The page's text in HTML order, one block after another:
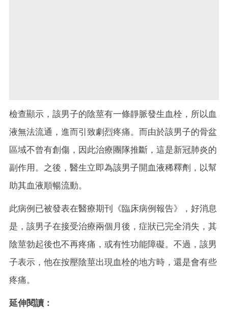
檢查顯示，該男子的陰莖有一條靜脈發生血栓，所以血
液無法流通，進而引致劇烈疼痛。而由於該男子的骨盆
區域不曾有創傷，因此治療團隊推斷，這是新冠肺炎的
副作用。之後，醫生立即為該男子開血液稀釋劑，以幫
助其血液順暢流動。
此病例已被發表在醫療期刊《臨床病例報告》，好消息
是，該男子在接受治療兩個月後，症狀已完全消失，其
陰莖勃起後也不再疼痛，或有性功能障礙。不過，該男
子表示，他在按壓陰莖出現血栓的地方時，還是會有些
疼痛。
延伸閱讀：